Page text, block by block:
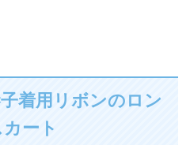
着用リボンのロン
ート